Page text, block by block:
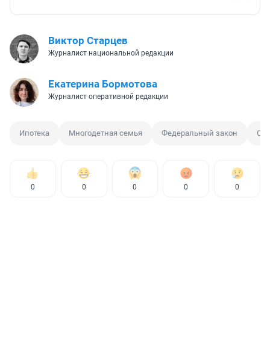
Виктор Старцев
Журналист национальной редакции
Екатерина Бормотова
Журналист оперативной редакции
Ипотека Многодетная семья Федеральный закон
0 0 0 0 0